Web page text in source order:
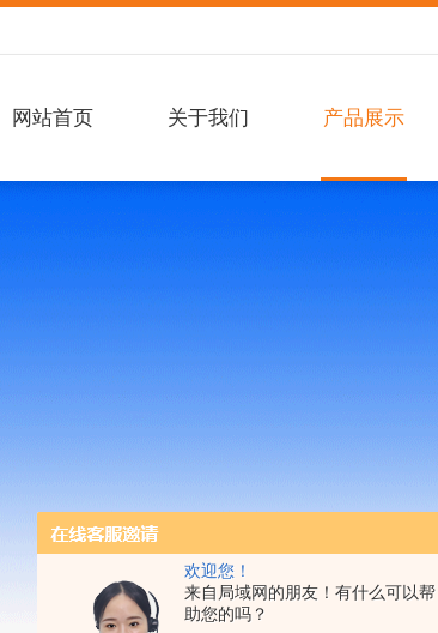
欢迎您！
来自局域网的朋友！有什么可以帮
助您的吗？
网站首页 关于我们 产品展示